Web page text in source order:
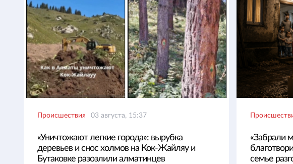
Происшествия 03 августа, 15:37
«Уничтожают легкие города»: вырубка
деревьев и снос холмов на Кок-Жайляу и
Бутаковке разозлили алматинцев
«Забрали
семье